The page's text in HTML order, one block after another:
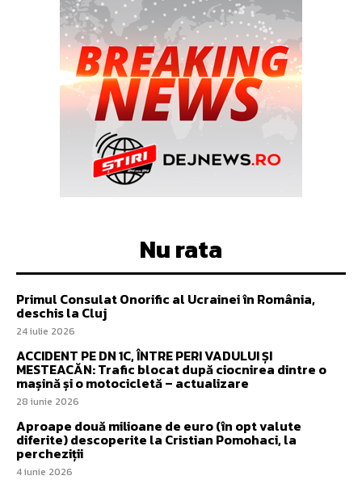
Nu rata
Primul Consulat Onorific al Ucrainei în România,
deschis la Cluj
24 iulie 2026
ACCIDENT PE DN 1C, ÎNTRE PERI VADULUI ȘI
MESTEACĂN: Trafic blocat după ciocnirea dintre o
mașină și o motocicletă – actualizare
28 iunie 2026
Aproape două milioane de euro (în opt valute
diferite) descoperite la Cristian Pomohaci, la
percheziții
4 iunie 2026